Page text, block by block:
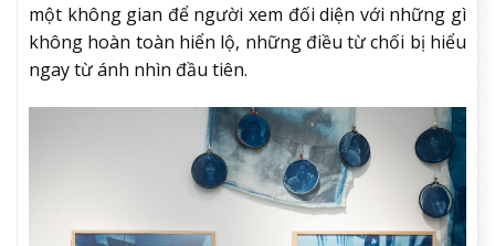
một không gian để người xem đối diện với những gì
không hoàn toàn hiển lộ, những điều từ chối bị hiểu
ngay từ ánh nhìn đầu tiên.